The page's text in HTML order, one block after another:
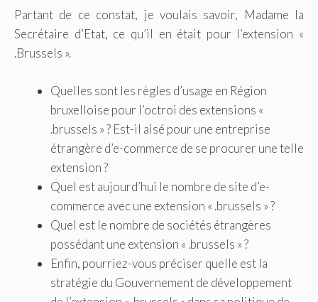
Partant de ce constat, je voulais savoir, Madame la
Secrétaire d’Etat, ce qu’il en était pour l’extension «
.Brussels ».
Quelles sont les règles d’usage en Région
bruxelloise pour l’octroi des extensions «
.brussels » ? Est-il aisé pour une entreprise
étrangère d’e-commerce de se procurer une telle
extension ?
Quel est aujourd’hui le nombre de site d’e-
commerce avec une extension « .brussels » ?
Quel est le nombre de sociétés étrangères
possédant une extension « .brussels » ?
Enfin, pourriez-vous préciser quelle est la
stratégie du Gouvernement de développement